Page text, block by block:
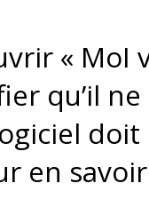
« MoI
qu’il
en